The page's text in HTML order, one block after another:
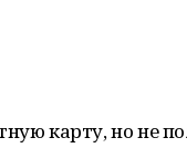
карту, но не